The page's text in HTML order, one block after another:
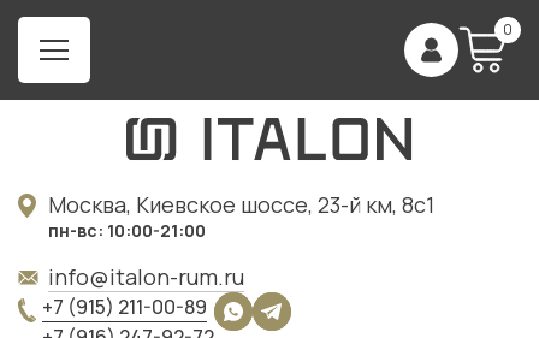
0
Москва, Киевское шоссе, 23-й км, 8с1
пн-вс: 10:00-21:00
info@italon-rum.ru
+7 (915) 211-00-89